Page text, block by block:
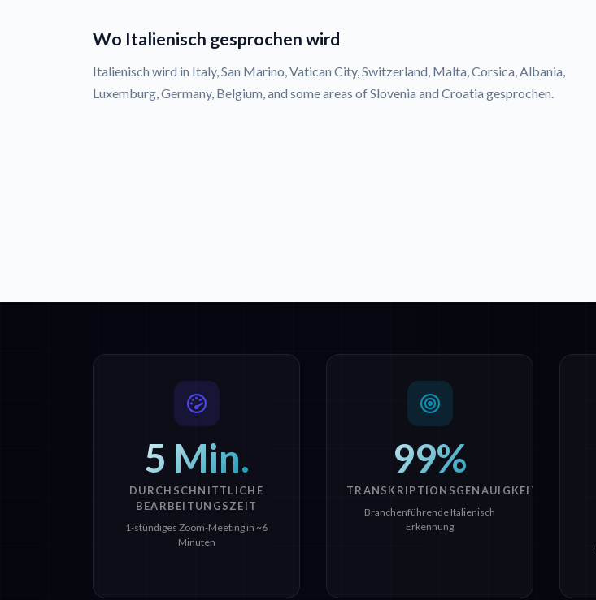
Wo Italienisch gesprochen wird
Italienisch wird in Italy, San Marino, Vatican City, Switzerland, Malta, Corsica, Albania,
Luxemburg, Germany, Belgium, and some areas of Slovenia and Croatia gesprochen.
5 Min.
DURCHSCHNITTLICHE
BEARBEITUNGSZEIT
1-stündiges Zoom-Meeting in ~6
Minuten
99%
TRANSKRIPTIONSGENAUIGKEIT
Branchenführende Italienisch
Erkennung